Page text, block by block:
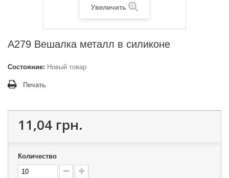
Увеличить
A279 Вешалка металл в силиконе
Состояние: Новый товар
Печать
11,04 грн.
Количество